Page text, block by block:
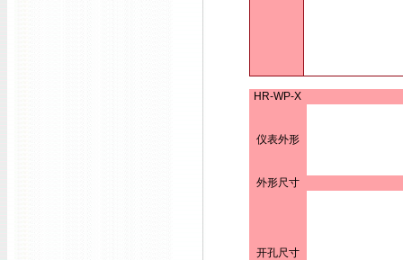
HR-WP-X
仪表外形
外形尺寸
开孔尺寸